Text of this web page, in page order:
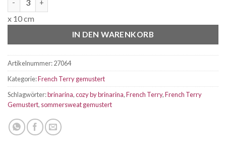
x 10 cm
IN DEN WARENKORB
Artikelnummer:27064
Kategorie:French Terry gemustert
Schlagwörter:brinarina,cozy by brinarina,French Terry,French Terry
Gemustert, sommersweat gemustert